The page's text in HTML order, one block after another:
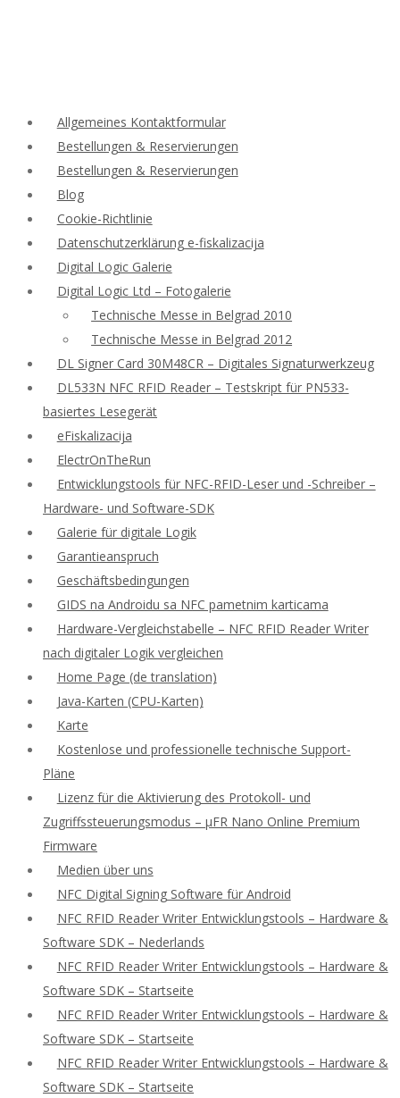
Allgemeines Kontaktformular
Bestellungen & Reservierungen
Bestellungen & Reservierungen
Blog
Cookie-Richtlinie
Datenschutzerklärung e-fiskalizacija
Digital Logic Galerie
Digital Logic Ltd – Fotogalerie
Technische Messe in Belgrad 2010
Technische Messe in Belgrad 2012
DL Signer Card 30M48CR – Digitales Signaturwerkzeug
DL533N NFC RFID Reader – Testskript für PN533-
basiertes Lesegerät
eFiskalizacija
ElectrOnTheRun
Entwicklungstools für NFC-RFID-Leser und -Schreiber –
Hardware- und Software-SDK
Galerie für digitale Logik
Garantieanspruch
Geschäftsbedingungen
GIDS na Androidu sa NFC pametnim karticama
Hardware-Vergleichstabelle – NFC RFID Reader Writer
nach digitaler Logik vergleichen
Home Page (de translation)
Java-Karten (CPU-Karten)
Karte
Kostenlose und professionelle technische Support-
Pläne
Lizenz für die Aktivierung des Protokoll- und
Zugriffssteuerungsmodus – μFR Nano Online Premium
Firmware
Medien über uns
NFC Digital Signing Software für Android
NFC RFID Reader Writer Entwicklungstools – Hardware &
Software SDK – Nederlands
NFC RFID Reader Writer Entwicklungstools – Hardware &
Software SDK – Startseite
NFC RFID Reader Writer Entwicklungstools – Hardware &
Software SDK – Startseite
NFC RFID Reader Writer Entwicklungstools – Hardware &
Software SDK – Startseite